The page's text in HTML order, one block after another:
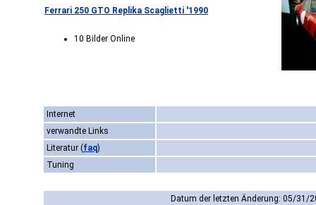
Ferrari 250 GTO Replika Scaglietti '1990
10 Bilder Online
Internet
verwandte Links
Literatur (faq)
Tuning
Datum der letzten Änderung: 05/31/